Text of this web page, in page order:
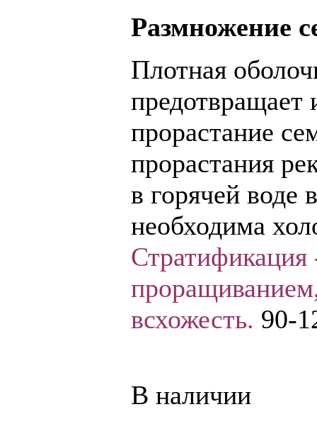
Размножение
Плотная
предотвращает
прорастание
прорастания
в горячей воде
необходима
Стратификация
всхожесть. 90-
В наличии